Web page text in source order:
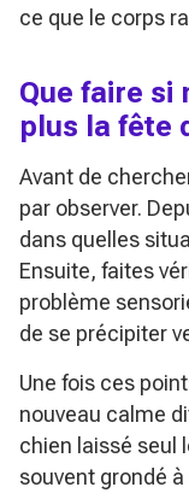
ce que le corps
Que faire si
plus la fête
Avant de
par observer.
dans quelles
Ensuite, faites
problème
de se précipiter
Une fois ces
nouveau calme
chien laissé seul
souvent grondé à